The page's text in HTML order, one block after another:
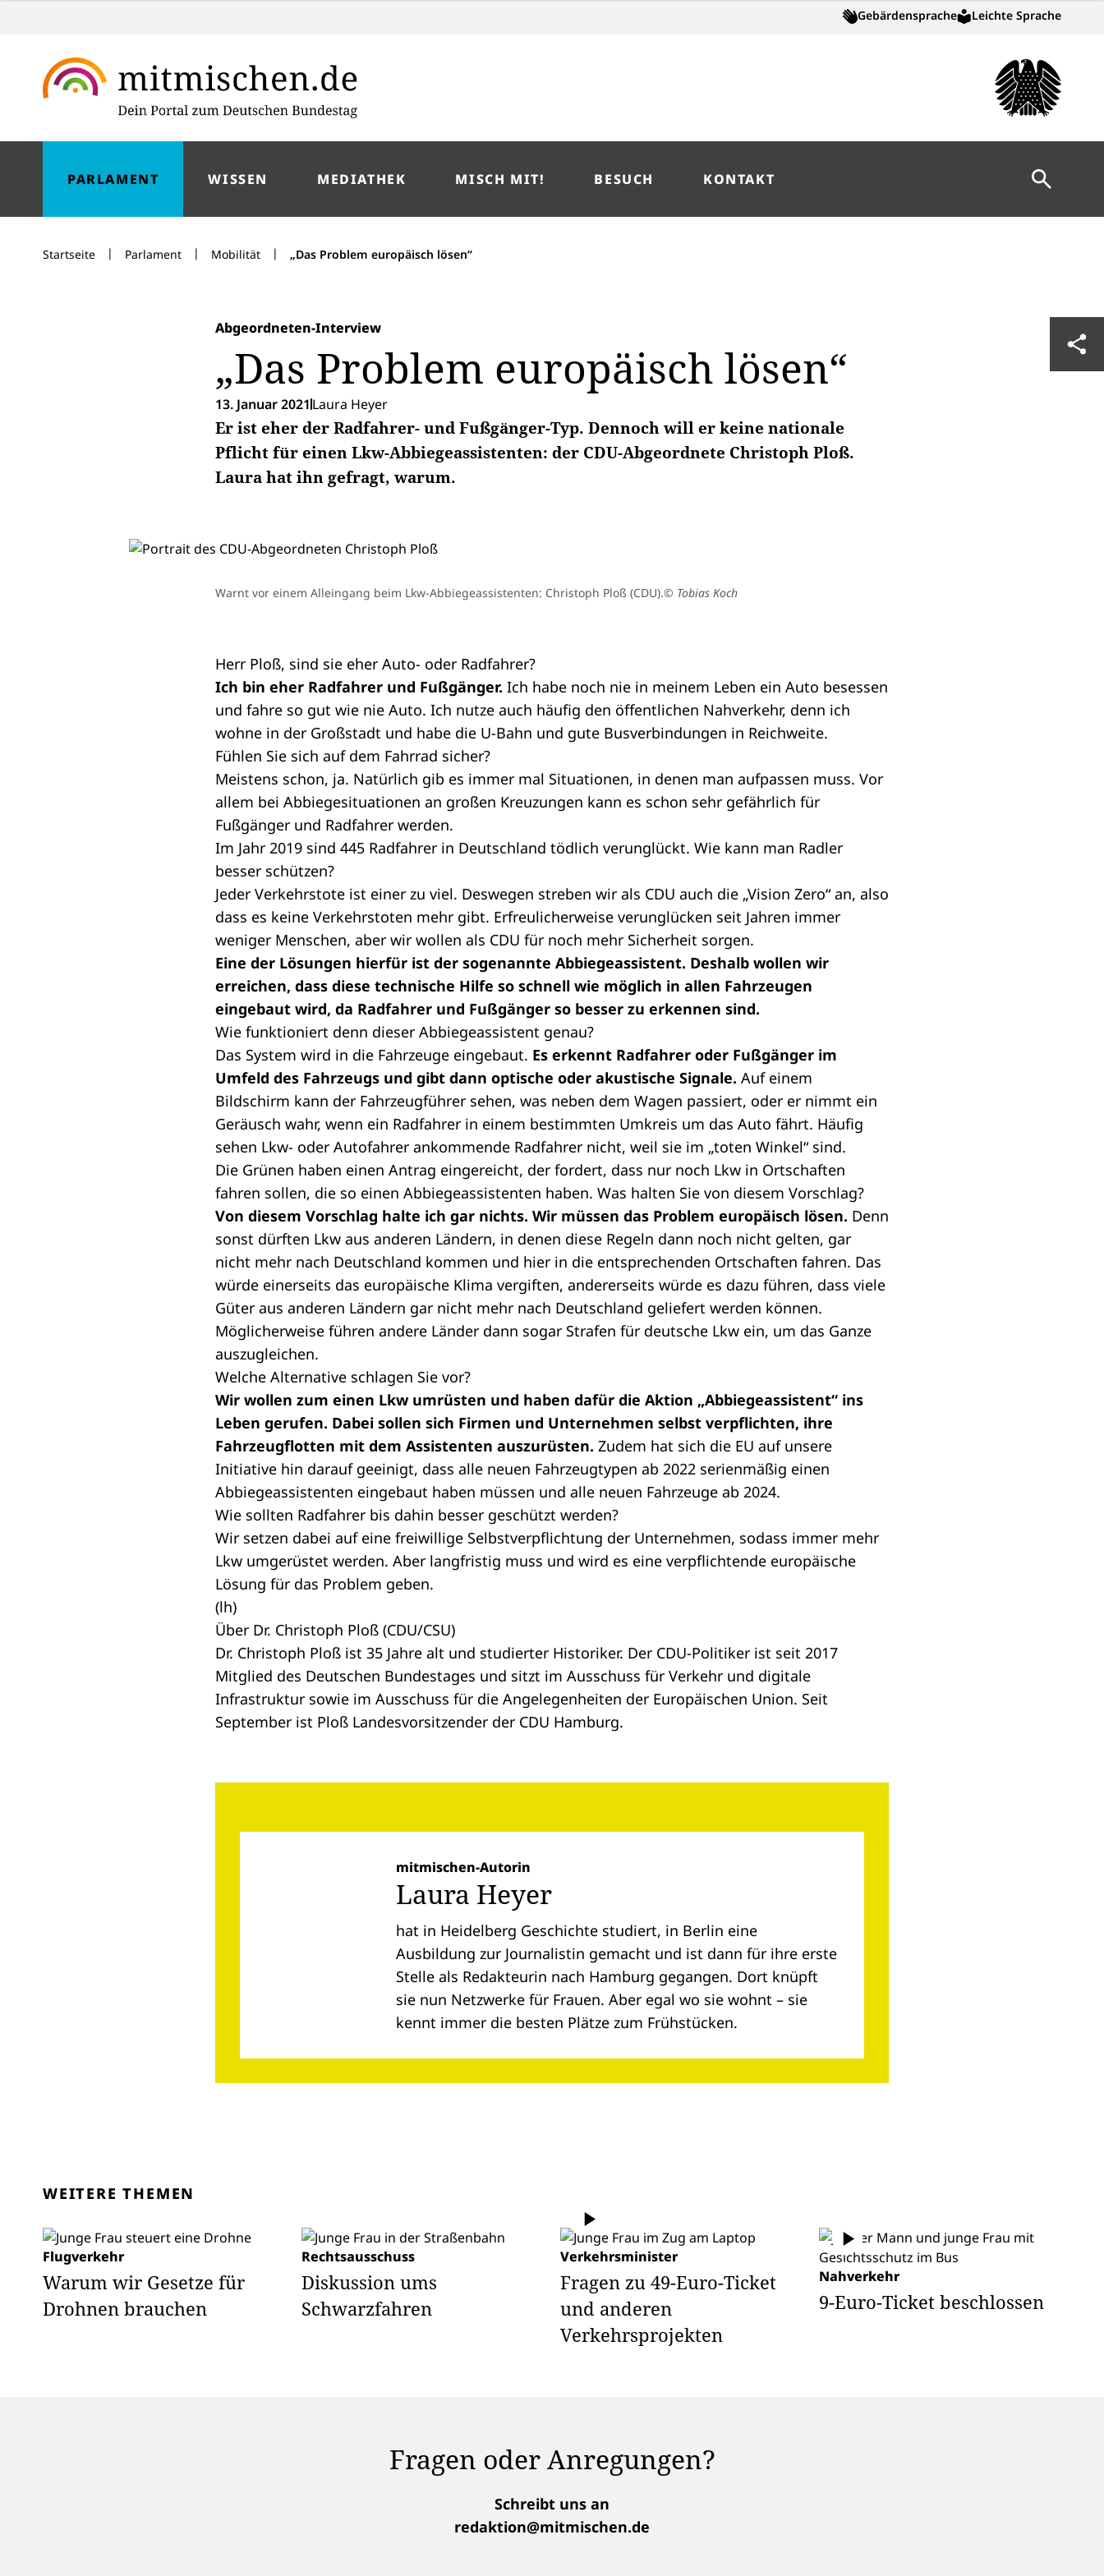
Gebärdensprache Leichte Sprache
PARLAMENT WISSEN MEDIATHEK MISCH MIT! BESUCH KONTAKT Suche
Startseite | Parlament | Mobilität | „Das Problem europäisch lösen“
Abgeordneten-Interview
„Das Problem europäisch lösen“
13. Januar 2021 Laura Heyer
Er ist eher der Radfahrer- und Fußgänger-Typ. Dennoch will er keine nationale
Pflicht für einen Lkw-Abbiegeassistenten: der CDU-Abgeordnete Christoph Ploß.
Laura hat ihn gefragt, warum.
Warnt vor einem Alleingang beim Lkw-Abbiegeassistenten: Christoph Ploß (CDU).© Tobias Koch
Herr Ploß, sind sie eher Auto- oder Radfahrer?
Ich bin eher Radfahrer und Fußgänger. Ich habe noch nie in meinem Leben ein Auto besessen
und fahre so gut wie nie Auto. Ich nutze auch häufig den öffentlichen Nahverkehr, denn ich
wohne in der Großstadt und habe die U-Bahn und gute Busverbindungen in Reichweite.
Fühlen Sie sich auf dem Fahrrad sicher?
Meistens schon, ja. Natürlich gib es immer mal Situationen, in denen man aufpassen muss. Vor
allem bei Abbiegesituationen an großen Kreuzungen kann es schon sehr gefährlich für
Fußgänger und Radfahrer werden.
Im Jahr 2019 sind 445 Radfahrer in Deutschland tödlich verunglückt. Wie kann man Radler
besser schützen?
Jeder Verkehrstote ist einer zu viel. Deswegen streben wir als CDU auch die „Vision Zero“ an, also
dass es keine Verkehrstoten mehr gibt. Erfreulicherweise verunglücken seit Jahren immer
weniger Menschen, aber wir wollen als CDU für noch mehr Sicherheit sorgen.
Eine der Lösungen hierfür ist der sogenannte Abbiegeassistent. Deshalb wollen wir
erreichen, dass diese technische Hilfe so schnell wie möglich in allen Fahrzeugen
eingebaut wird, da Radfahrer und Fußgänger so besser zu erkennen sind.
Wie funktioniert denn dieser Abbiegeassistent genau?
Das System wird in die Fahrzeuge eingebaut. Es erkennt Radfahrer oder Fußgänger im
Umfeld des Fahrzeugs und gibt dann optische oder akustische Signale. Auf einem
Bildschirm kann der Fahrzeugführer sehen, was neben dem Wagen passiert, oder er nimmt ein
Geräusch wahr, wenn ein Radfahrer in einem bestimmten Umkreis um das Auto fährt. Häufig
sehen Lkw- oder Autofahrer ankommende Radfahrer nicht, weil sie im „toten Winkel“ sind.
Die Grünen haben einen Antrag eingereicht, der fordert, dass nur noch Lkw in Ortschaften
fahren sollen, die so einen Abbiegeassistenten haben. Was halten Sie von diesem Vorschlag?
Von diesem Vorschlag halte ich gar nichts. Wir müssen das Problem europäisch lösen. Denn
sonst dürften Lkw aus anderen Ländern, in denen diese Regeln dann noch nicht gelten, gar
nicht mehr nach Deutschland kommen und hier in die entsprechenden Ortschaften fahren. Das
würde einerseits das europäische Klima vergiften, andererseits würde es dazu führen, dass viele
Güter aus anderen Ländern gar nicht mehr nach Deutschland geliefert werden können.
Möglicherweise führen andere Länder dann sogar Strafen für deutsche Lkw ein, um das Ganze
auszugleichen.
Welche Alternative schlagen Sie vor?
Wir wollen zum einen Lkw umrüsten und haben dafür die Aktion „Abbiegeassistent“ ins
Leben gerufen. Dabei sollen sich Firmen und Unternehmen selbst verpflichten, ihre
Fahrzeugflotten mit dem Assistenten auszurüsten. Zudem hat sich die EU auf unsere
Initiative hin darauf geeinigt, dass alle neuen Fahrzeugtypen ab 2022 serienmäßig einen
Abbiegeassistenten eingebaut haben müssen und alle neuen Fahrzeuge ab 2024.
Wie sollten Radfahrer bis dahin besser geschützt werden?
Wir setzen dabei auf eine freiwillige Selbstverpflichtung der Unternehmen, sodass immer mehr
Lkw umgerüstet werden. Aber langfristig muss und wird es eine verpflichtende europäische
Lösung für das Problem geben.
(lh)
Über Dr. Christoph Ploß (CDU/CSU)
Dr. Christoph Ploß ist 35 Jahre alt und studierter Historiker. Der CDU-Politiker ist seit 2017
Mitglied des Deutschen Bundestages und sitzt im Ausschuss für Verkehr und digitale
Infrastruktur sowie im Ausschuss für die Angelegenheiten der Europäischen Union. Seit
September ist Ploß Landesvorsitzender der CDU Hamburg.
mitmischen-Autorin
Laura Heyer
hat in Heidelberg Geschichte studiert, in Berlin eine
Ausbildung zur Journalistin gemacht und ist dann für ihre erste
Stelle als Redakteurin nach Hamburg gegangen. Dort knüpft
sie nun Netzwerke für Frauen. Aber egal wo sie wohnt – sie
kennt immer die besten Plätze zum Frühstücken.
WEITERE THEMEN
Flugverkehr
Warum wir Gesetze für
Drohnen brauchen
Rechtsausschuss
Diskussion ums
Schwarzfahren
Verkehrsminister
Fragen zu 49-Euro-Ticket
und anderen
Verkehrsprojekten
Nahverkehr
9-Euro-Ticket beschlossen
Fragen oder Anregungen?
Schreibt uns an
redaktion@mitmischen.de